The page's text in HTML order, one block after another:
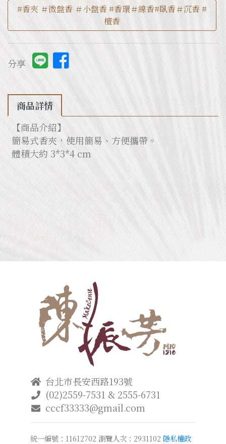
#香夾 ＃微盤香 ＃小盤香 #香環＃線香#臥香＃沉香 #
檀香
分享
商品詳情
【商品介紹】
簡易式香夾，使用簡易、方便攜帶。
體積大約 3*3*4 cm
台北市長安西路193號
(02)2559-7531 & 2555-6731
cccf33333@gmail.com
統一編號：11612702 瀏覽人次：2931102 隱私權政